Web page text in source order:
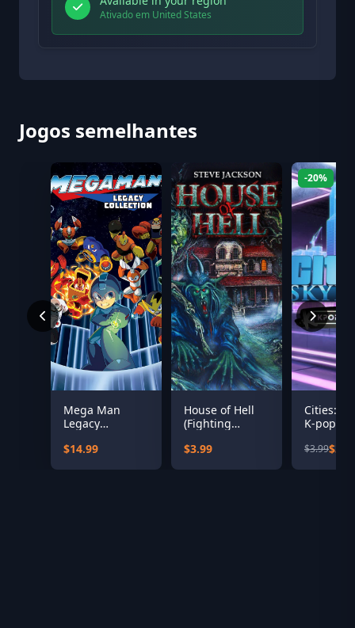
Ativado em United States
Jogos semelhantes
Mega Man
Legacy
$14.99
House of Hell
(Fighting
Classics)
$3.99
-20%
Cities:
K-pop
$3.99